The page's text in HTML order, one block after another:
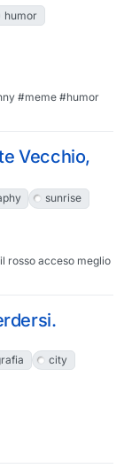
humor
#meme #humor
Vecchio,
sunrise
rosso acceso meglio
city